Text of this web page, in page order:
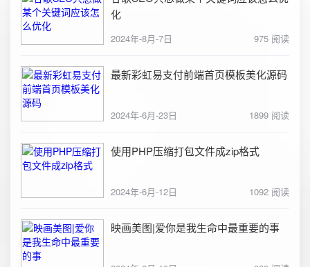
化
2024年-8月-7日 975 阅读
最新彩虹易支付前端首页模板美化源码
2024年-6月-23日 1899 阅读
使用PHP压缩打包文件成zip格式
2024年-6月-12日 1092 阅读
映画美图|爱你是我生命中最重要的事